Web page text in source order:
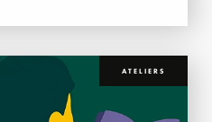
ATELIERS